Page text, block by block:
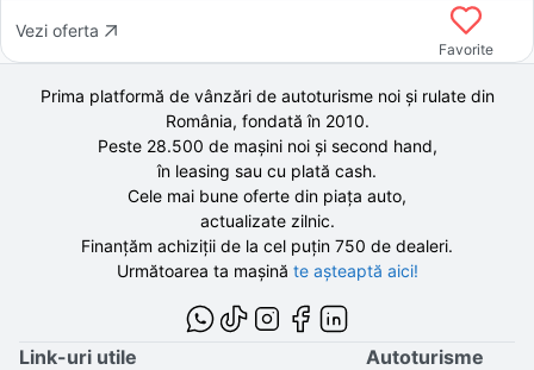
Vezi oferta
Favorite
Prima platformă de vânzări de autoturisme noi și rulate din
România, fondată în 2010.
Peste 28.500 demașini noi și second hand,
în leasing sau cu plată cash.
Cele mai bune oferte din piața auto,
actualizate zilnic.
Finanțăm achiziții de la cel puțin 750 de dealeri.
Următoarea ta mașină te așteaptă aici!
Link-uri utile Autoturisme